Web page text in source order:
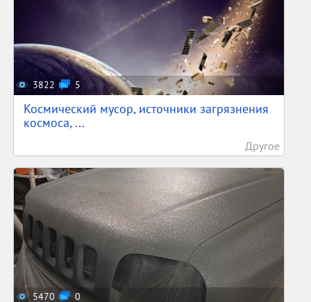
3822 5
Космический мусор, источники загрязнения
космоса, ...
Другое
5470 0